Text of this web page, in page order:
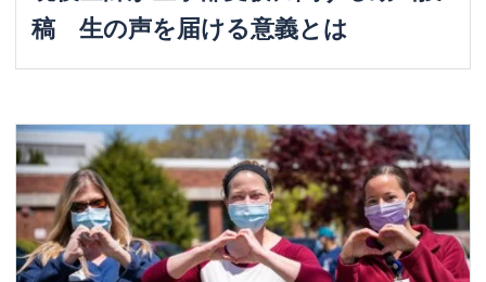
稿 生の声を届ける意義とは